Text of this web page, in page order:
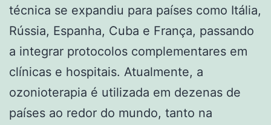
técnica se expandiu para países como Itália,
Rússia, Espanha, Cuba e França, passando
a integrar protocolos complementares em
clínicas e hospitais. Atualmente, a
ozonioterapia é utilizada em dezenas de
países ao redor do mundo, tanto na